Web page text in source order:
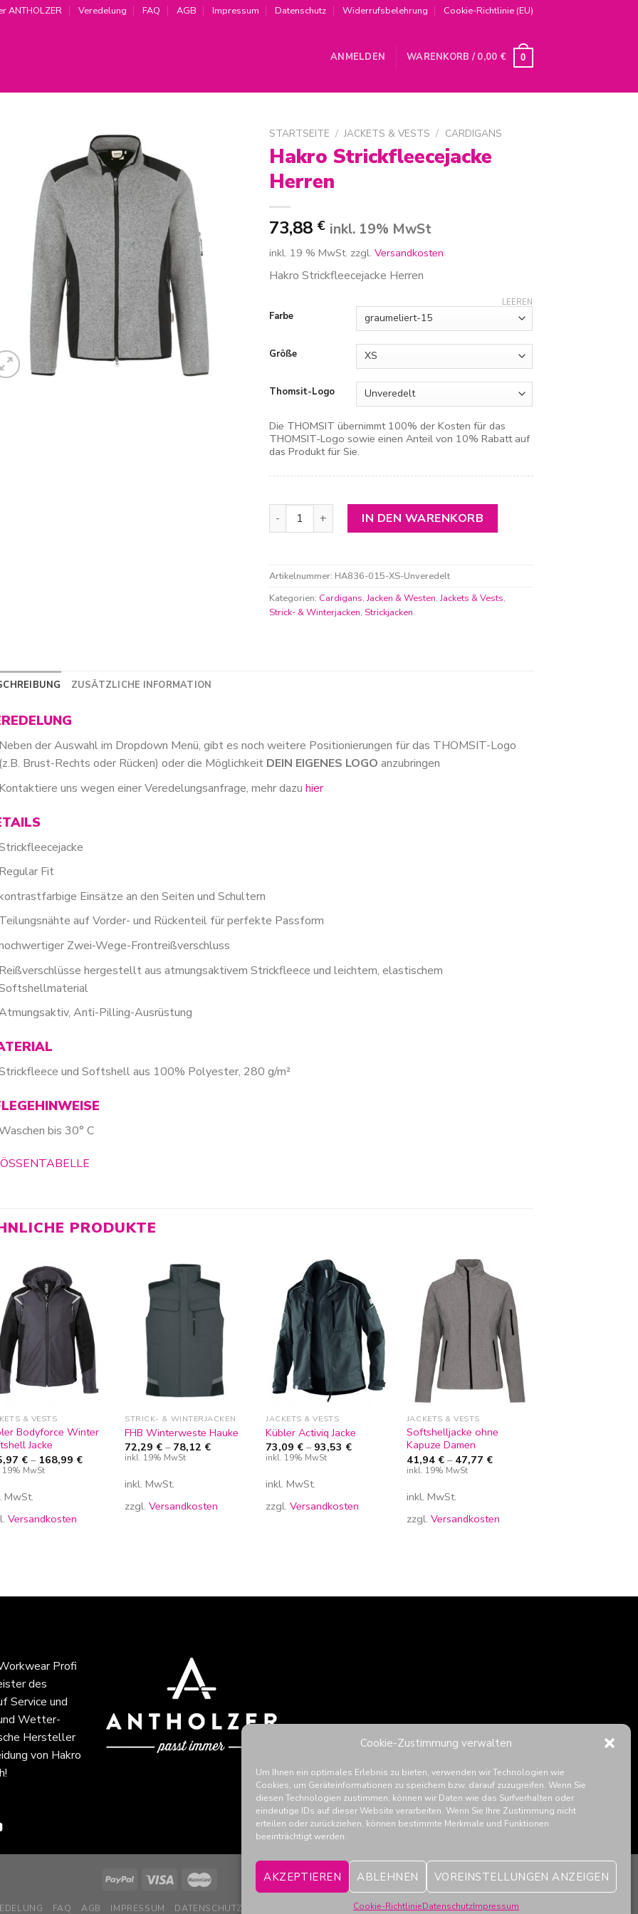
Cookie-Zustimmung verwalten
Um Ihnen ein optimales Erlebnis zu bieten, verwenden wir Technologien wie
Cookies, um Geräteinformationen zu speichern bzw. darauf zuzugreifen. Wenn Sie
diesen Technologien zustimmen, können wir Daten wie das Surfverhalten oder
eindeutige IDs auf dieser Website verarbeiten. Wenn Sie Ihre Zustimmung nicht
erteilen oder zurückziehen, können bestimmte Merkmale und Funktionen
beeinträchtigt werden.
AKZEPTIEREN ABLEHNEN VOREINSTELLUNGEN ANZEIGEN
Cookie-RichtlinieDatenschutzImpressum
ANTHOLZER Veredelung FAQ AGB Impressum Datenschutz Widerrufsbelehrung Cookie-Richtlinie (EU)
ANMELDEN WARENKORB / 0,00 € 0
Wunschliste
hinzufügen
STARTSEITE / JACKETS & VESTS / CARDIGANS
Hakro Strickfleecejacke
Herren
73,88 € inkl. 19% MwSt
inkl. 19 % MwSt. zzgl.Versandkosten
Hakro Strickfleecejacke Herren
Farbe
Größe
Thomsit-Logo
LEEREN
Die THOMSIT übernimmt 100% der Kosten für das
THOMSIT-Logo sowie einen Anteil von 10% Rabatt auf
das Produkt für Sie.
Hakro Strickfleecejacke Herren Menge
IN DEN WARENKORB
Artikelnummer: HA836-015-XS-Unveredelt
Kategorien: Cardigans,Jacken & Westen,Jackets & Vests,
Strick- & Winterjacken, Strickjacken
ZUSÄTZLICHE INFORMATION
Neben der Auswahl im Dropdown Menü, gibt es noch weitere Positionierungen für das THOMSIT-Logo
(z.B. Brust-Rechts oder Rücken) oder die Möglichkeit DEIN EIGENES LOGO anzubringen
Kontaktiere uns wegen einer Veredelungsanfrage, mehr dazuhier
Regular Fit
Einsätze an den Seiten und Schultern
Teilungsnähte auf Vorder- und Rückenteil für perfekte Passform
Zwei-Wege-Frontreißverschluss
Reißverschlüsse hergestellt aus atmungsaktivem Strickfleece und leichtem, elastischem
Anti-Pilling-Ausrüstung
und Softshell aus 100% Polyester, 280 g/m²
bis 30° C
PRODUKTE
Zur
Wunschliste
hinzufügen
& VESTS
Bodyforce Winter
Jacke
€ – 168,99 €
19% MwSt
MwSt.
Versandkosten
Zur
Wunschliste
hinzufügen
STRICK- & WINTERJACKEN
FHB Winterweste Hauke
72,29 € – 78,12 €
inkl. 19% MwSt
inkl. MwSt.
zzgl.Versandkosten
Zur
Wunschliste
hinzufügen
JACKETS & VESTS
Kübler Activiq Jacke
73,09 € – 93,53 €
inkl. 19% MwSt
inkl. MwSt.
zzgl.Versandkosten
Zur
Wunschliste
hinzufügen
JACKETS & VESTS
Softshelljacke ohne
Kapuze Damen
41,94 €– 47,77 €
inkl. 19% MwSt
inkl. MwSt.
zzgl. Versandkosten
Profi
des
Service und
Wetter-
Hersteller
von Hakro
FAQ AGB IMPRESSUM DATENSCHUTZ WIDERRUFSBELEHRUNG COOKIE-RICHTLINIE (EU)